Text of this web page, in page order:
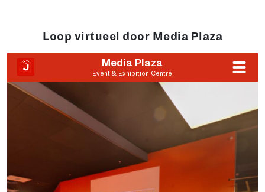
Loop virtueel door Media Plaza